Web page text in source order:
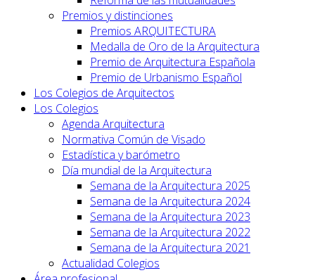
Premios y distinciones
Premios ARQUITECTURA
Medalla de Oro de la Arquitectura
Premio de Arquitectura Española
Premio de Urbanismo Español
Los Colegios de Arquitectos
Los Colegios
Agenda Arquitectura
Normativa Común de Visado
Estadística y barómetro
Día mundial de la Arquitectura
Semana de la Arquitectura 2025
Semana de la Arquitectura 2024
Semana de la Arquitectura 2023
Semana de la Arquitectura 2022
Semana de la Arquitectura 2021
Actualidad Colegios